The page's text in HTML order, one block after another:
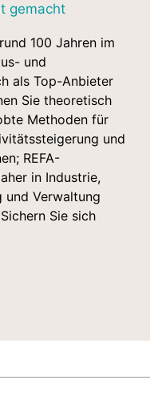
gemacht
100 Jahren im
und
als Top-Anbieter
Sie theoretisch
Methoden für
und
REFA-
in Industrie,
und Verwaltung
Sie sich